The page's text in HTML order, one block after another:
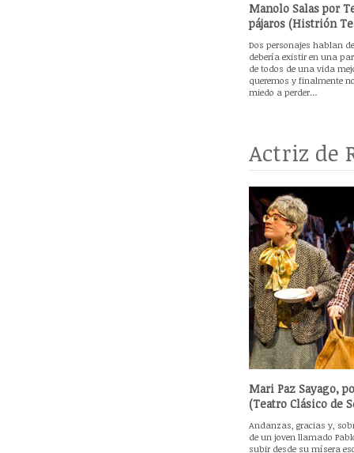
Manolo Salas por
pájaros (Histrión
Dos personajes hablan
debería existir en una
de todos de una vida
queremos y finalmente
miedo a perder…
Actriz de
Mari Paz Sayago,
(Teatro Clásico de
Andanzas, gracias y,
de un joven llamado
subir desde su mísera